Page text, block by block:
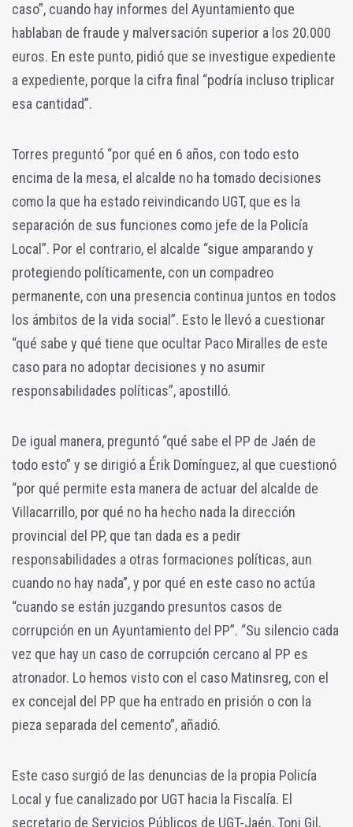
caso”, cuando hay informes del Ayuntamiento que
hablaban de fraude y malversación superior a los 20.000
euros. En este punto, pidió que se investigue expediente
a expediente, porque la cifra final “podría incluso triplicar
esa cantidad”.
Torres preguntó “por qué en 6 años, con todo esto
encima de la mesa, el alcalde no ha tomado decisiones
como la que ha estado reivindicando UGT, que es la
separación de sus funciones como jefe de la Policía
Local”. Por el contrario, el alcalde “sigue amparando y
protegiendo políticamente, con un compadreo
permanente, con una presencia continua juntos en todos
los ámbitos de la vida social”. Esto le llevó a cuestionar
“qué sabe y qué tiene que ocultar Paco Miralles de este
caso para no adoptar decisiones y no asumir
responsabilidades políticas”, apostilló.
De igual manera, preguntó “qué sabe el PP de Jaén de
todo esto” y se dirigió a Érik Domínguez, al que cuestionó
“por qué permite esta manera de actuar del alcalde de
Villacarrillo, por qué no ha hecho nada la dirección
provincial del PP, que tan dada es a pedir
responsabilidades a otras formaciones políticas, aun
cuando no hay nada”, y por qué en este caso no actúa
“cuando se están juzgando presuntos casos de
corrupción en un Ayuntamiento del PP”. “Su silencio cada
vez que hay un caso de corrupción cercano al PP es
atronador. Lo hemos visto con el caso Matinsreg, con el
ex concejal del PP que ha entrado en prisión o con la
pieza separada del cemento”, añadió.
Este caso surgió de las denuncias de la propia Policía
Local y fue canalizado por UGT hacia la Fiscalía. El
secretario de Servicios Públicos de UGT-Jaén, Toni Gil,